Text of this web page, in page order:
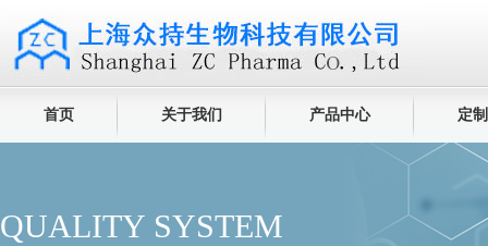
首页 关于我们 产品中心 定
QUALITY SYSTEM